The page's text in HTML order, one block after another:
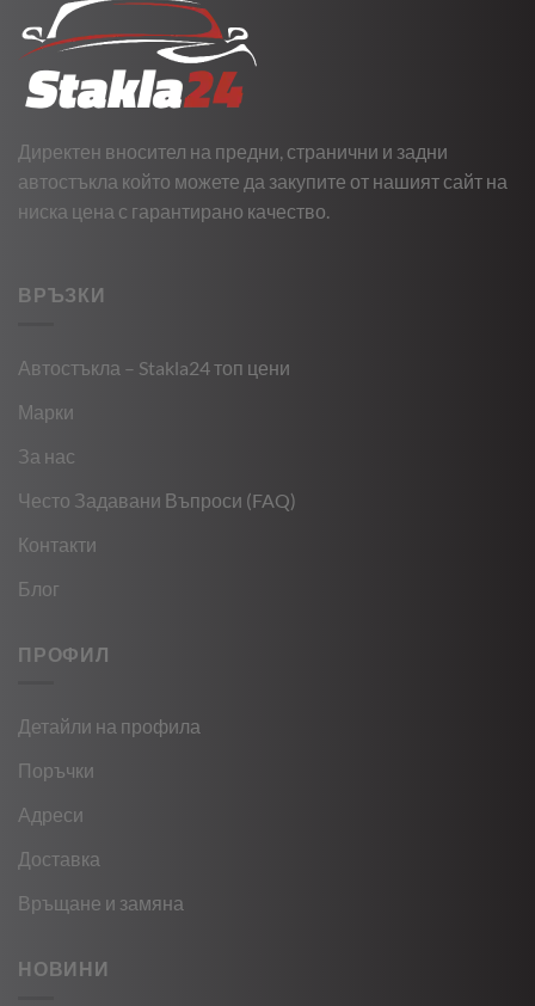
Директен вносител на предни, странични и задни
автостъкла който можете да закупите от нашият сайт на
ниска цена с гарантирано качество.
ВРЪЗКИ
Автостъкла – Stakla24 топ цени
Марки
За нас
Често Задавани Въпроси (FAQ)
Контакти
Блог
ПРОФИЛ
Детайли на профила
Поръчки
Адреси
Доставка
Връщане и замяна
НОВИНИ